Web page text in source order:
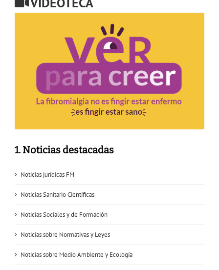
1. Noticias destacadas
Noticias jurídicas FM
Noticias Sanitario Científicas
Noticias Sociales y de Formación
Noticias sobre Normativas y Leyes
Noticias sobre Medio Ambiente y Ecología